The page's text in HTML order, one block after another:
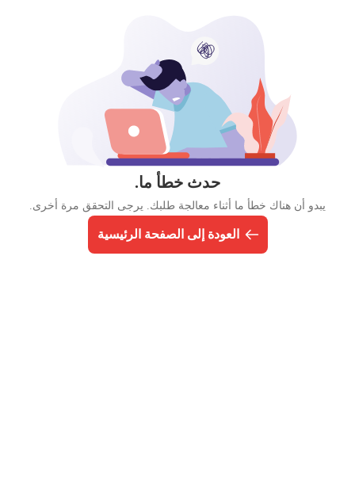
حدث خطأ ما.
يبدو أن هناك خطأ ما أثناء معالجة طلبك. يرجى التحقق مرة أخرى.
العودة إلى الصفحة الرئيسية